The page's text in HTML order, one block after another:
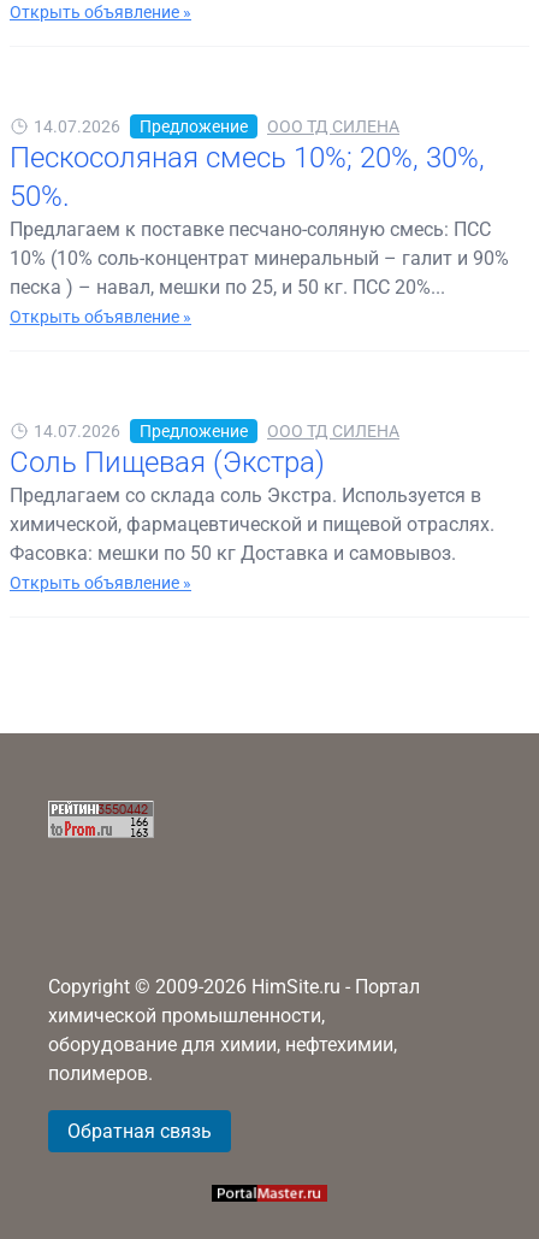
Открыть объявление »
14.07.2026 Предложение ООО ТД СИЛЕНА
Пескосоляная смесь 10%; 20%, 30%,
50%.
Предлагаем к поставке песчано-соляную смесь: ПСС
10% (10% соль-концентрат минеральный – галит и 90%
песка ) – навал, мешки по 25, и 50 кг. ПСС 20%...
Открыть объявление »
14.07.2026 Предложение ООО ТД СИЛЕНА
Соль Пищевая (Экстра)
Предлагаем со склада соль Экстра. Используется в
химической, фармацевтической и пищевой отраслях.
Фасовка: мешки по 50 кг Доставка и самовывоз.
Открыть объявление »
Copyright © 2009-2026 HimSite.ru - Портал
химической промышленности,
оборудование для химии, нефтехимии,
полимеров.
Обратная связь